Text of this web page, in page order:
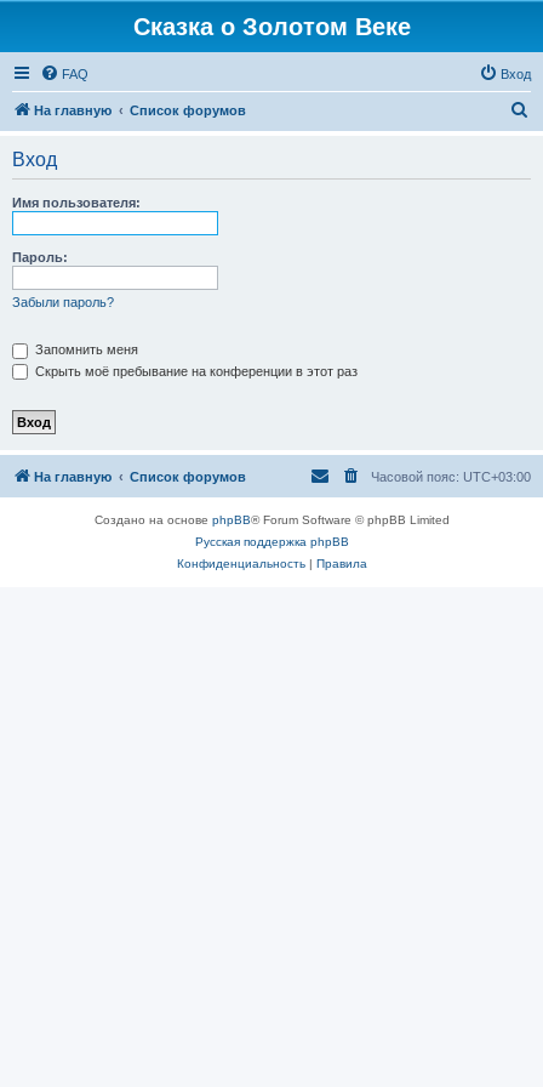
Сказка о Золотом Веке
FAQ Вход
На главную Список форумов
Вход
Имя пользователя:
Пароль:
Забыли пароль?
Запомнить меня
Скрыть моё пребывание на конференции в этот раз
На главную Список форумов Часовой пояс: UTC+03:00
Создано на основе phpBB® Forum Software © phpBB Limited
Русская поддержка phpBB
Конфиденциальность| Правила